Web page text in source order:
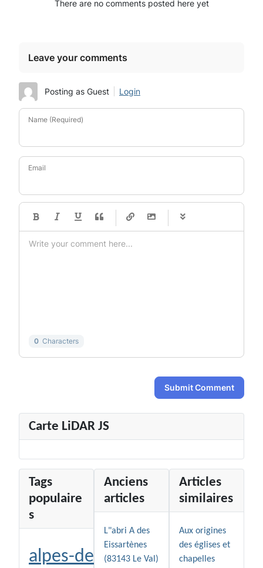
There are no comments posted here yet
Leave your comments
Posting as Guest Login
Name (Required)
Email
-
-
-
-
0 Characters
Submit Comment
Carte LiDAR JS
Tags
populaire
s
alpes-de-
Anciens
articles
L"abri A des
Eissartènes
(83143 Le Val)
Articles
similaires
Aux origines
des églises et
chapelles